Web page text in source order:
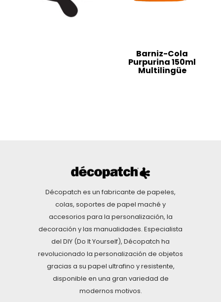
Barniz-Cola
Purpurina 150ml
Multilingüe
Décopatch es un fabricante de papeles,
colas, soportes de papel maché y
accesorios para la personalización, la
decoración y las manualidades. Especialista
del DIY (Do It Yourself), Décopatch ha
revolucionado la personalización de objetos
gracias a su papel ultrafino y resistente,
disponible en una gran variedad de
modernos motivos.